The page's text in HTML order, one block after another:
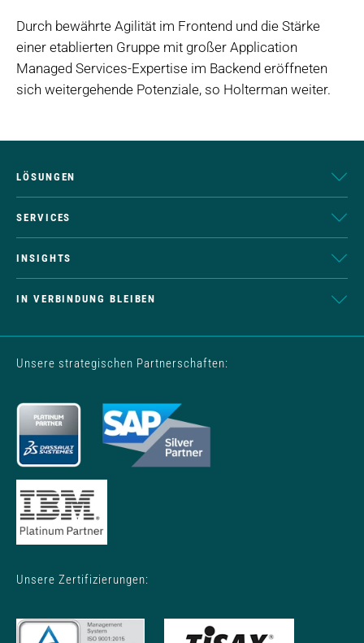
Durch bewährte Agilität im Frontend und die Stärke
einer etablierten Gruppe mit großer Application
Managed Services-Expertise im Backend eröffneten
sich weitergehende Potenziale, so Holterman weiter.
LÖSUNGEN
SERVICES
INSIGHTS
IN VERBINDUNG BLEIBEN
Unsere strategischen Partnerschaften:
Unsere Zertifizierungen: